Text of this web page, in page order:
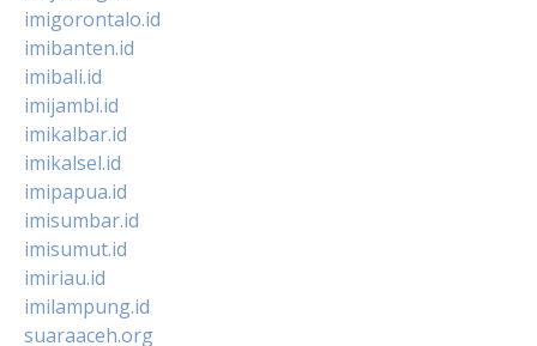
imigorontalo.id
imibanten.id
imibali.id
imijambi.id
imikalbar.id
imikalsel.id
imipapua.id
imisumbar.id
imisumut.id
imiriau.id
imilampung.id
suaraaceh.org